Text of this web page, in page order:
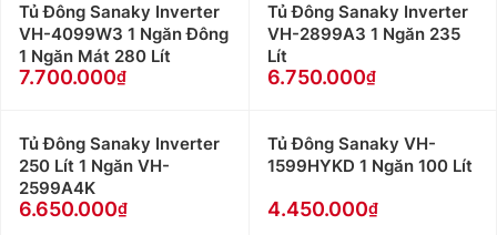
Tủ Đông Sanaky Inverter
VH-4099W3 1 Ngăn Đông
1 Ngăn Mát 280 Lít
7.700.000
Tủ Đông Sanaky Inverter
VH-2899A3 1 Ngăn 235
Lít
6.750.000
Tủ Đông Sanaky Inverter
250 Lít 1 Ngăn VH-
2599A4K
6.650.000
Tủ Đông Sanaky VH-
1599HYKD 1 Ngăn 100 Lít
4.450.000